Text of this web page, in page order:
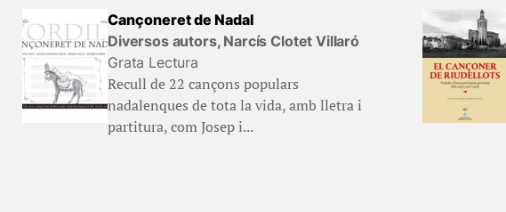
Cançoneret de Nadal
Diversos autors, Narcís Clotet Villaró
Grata Lectura
Recull de 22 cançons populars
nadalenques de tota la vida, amb lletra i
partitura, com Josep i...